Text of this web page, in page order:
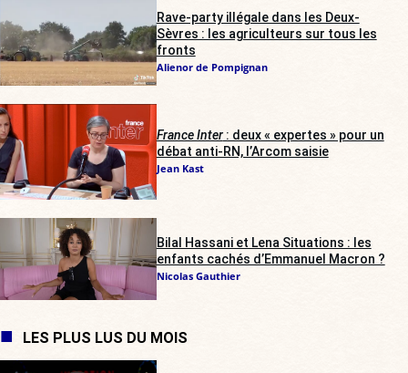
Rave-party illégale dans les Deux-
Sèvres : les agriculteurs sur tous les
fronts
Alienor de Pompignan
France Inter: deux « expertes » pour un
débat anti-RN, l’Arcom saisie
Jean Kast
Bilal Hassani et Lena Situations : les
enfants cachés d’Emmanuel Macron ?
Nicolas Gauthier
LES PLUS LUS DU MOIS